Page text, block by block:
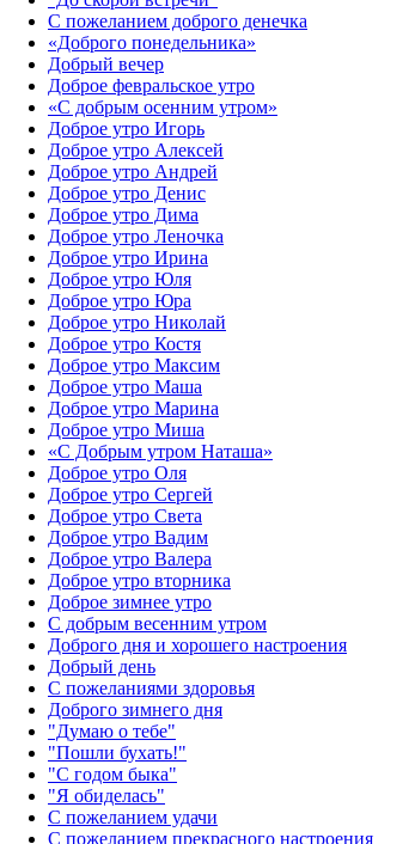
С пожеланием доброго денечка
«Доброго понедельника»‎
Добрый вечер
Доброе февральское утро
«С добрым осенним утром»‎
Доброе утро Игорь
Доброе утро Алексей
Доброе утро Андрей
Доброе утро Денис
Доброе утро Дима
Доброе утро Леночка
Доброе утро Ирина
Доброе утро Юля
Доброе утро Юра
Доброе утро Николай
Доброе утро Костя
Доброе утро Максим
Доброе утро Маша
Доброе утро Марина
Доброе утро Миша
«С Добрым утром Наташа»
Доброе утро Оля
Доброе утро Сергей
Доброе утро Света
Доброе утро Вадим
Доброе утро Валера
Доброе утро вторника
Доброе зимнее утро
С добрым весенним утром
Доброго дня и хорошего настроения
Добрый день
С пожеланиями здоровья
Доброго зимнего дня
"Думаю о тебе"
"Пошли бухать!"
"С годом быка"
"Я обиделась"
С пожеланием удачи
С пожеланием прекрасного настроения